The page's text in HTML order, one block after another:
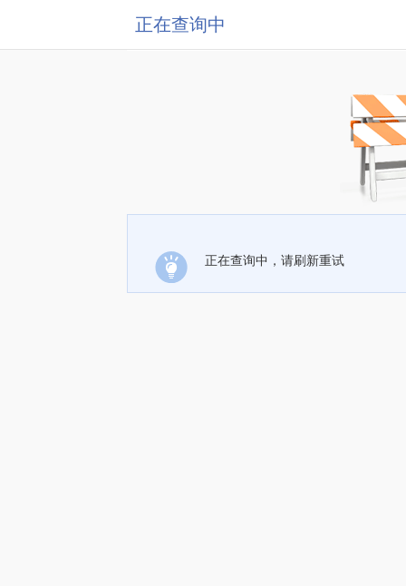
正在查询中
正在查询中，请刷新重试